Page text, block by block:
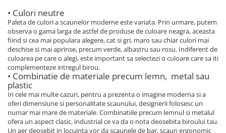
• Culori neutre
Paleta de culori a scaunelor moderne este variata. Prin urmare, putem
observa o gama larga de astfel de produse de culoare neagra, aceasta
fiind si cea mai populara alegere, cat si gri, maro sau chiar culori mai
deschise si mai aprinse, precum verde, albastru sau rosu. Indiferent de
culoarea pe care o alegi, este important sa selectezi o culoare care sa iti
complementeze intregul birou.
• Combinatie de materiale precum lemn, metal sau
plastic
In cele mai multe cazuri, pentru a prezenta o imagine moderna si a
oferi dimensiune si personalitate scaunului, designerii folosesc un
numar mai mare de materiale. Combinatiile precum lemnul si metalul
ofera un aspect clasic, industrial ce va da o nota deosebita biroului tau.
Un aer deosebit in locuinta vor da scaunele de bar, scaun ergonomic